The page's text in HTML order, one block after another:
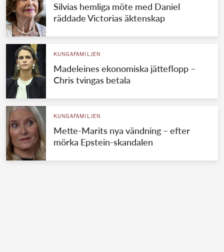
Silvias hemliga möte med Daniel
räddade Victorias äktenskap
KUNGAFAMILJEN
Madeleines ekonomiska jätteflopp –
Chris tvingas betala
KUNGAFAMILJEN
Mette-Marits nya vändning – efter
mörka Epstein-skandalen